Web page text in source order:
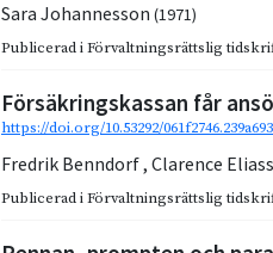
Sara Johannesson (1971)
Publicerad iFörvaltningsrättslig
Försäkringskassan får
https://doi.org/10.53292/
Fredrik Benndorf, Clarence
Publicerad iFörvaltningsrättslig